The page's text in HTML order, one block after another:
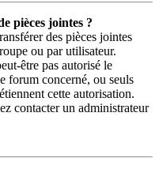
pièces jointes ?
des pièces jointes
ou par utilisateur.
être pas autorisé le
forum concerné, ou seuls
cette autorisation.
contacter un administrateur